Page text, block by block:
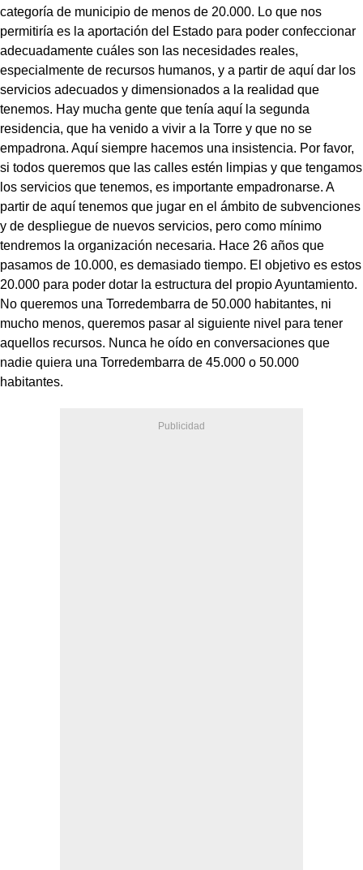
categoría de municipio de menos de 20.000. Lo que nos
permitiría es la aportación del Estado para poder confeccionar
adecuadamente cuáles son las necesidades reales,
especialmente de recursos humanos, y a partir de aquí dar los
servicios adecuados y dimensionados a la realidad que
tenemos. Hay mucha gente que tenía aquí la segunda
residencia, que ha venido a vivir a la Torre y que no se
empadrona. Aquí siempre hacemos una insistencia. Por favor,
si todos queremos que las calles estén limpias y que tengamos
los servicios que tenemos, es importante empadronarse. A
partir de aquí tenemos que jugar en el ámbito de subvenciones
y de despliegue de nuevos servicios, pero como mínimo
tendremos la organización necesaria. Hace 26 años que
pasamos de 10.000, es demasiado tiempo. El objetivo es estos
20.000 para poder dotar la estructura del propio Ayuntamiento.
No queremos una Torredembarra de 50.000 habitantes, ni
mucho menos, queremos pasar al siguiente nivel para tener
aquellos recursos. Nunca he oído en conversaciones que
nadie quiera una Torredembarra de 45.000 o 50.000
habitantes.